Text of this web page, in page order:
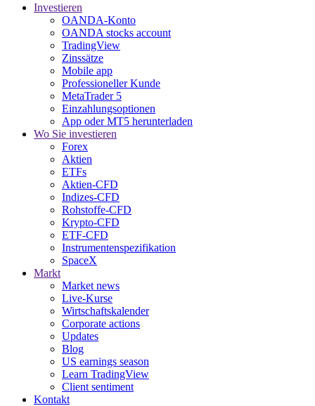
Investieren
OANDA-Konto
OANDA stocks account
TradingView
Zinssätze
Mobile app
Professioneller Kunde
MetaTrader 5
Einzahlungsoptionen
App oder MT5 herunterladen
Wo Sie investieren
Forex
Aktien
ETFs
Aktien-CFD
Indizes-CFD
Rohstoffe-CFD
Krypto-CFD
ETF-CFD
Instrumentenspezifikation
SpaceX
Markt
Market news
Live-Kurse
Wirtschaftskalender
Corporate actions
Updates
Blog
US earnings season
Learn TradingView
Client sentiment
Kontakt